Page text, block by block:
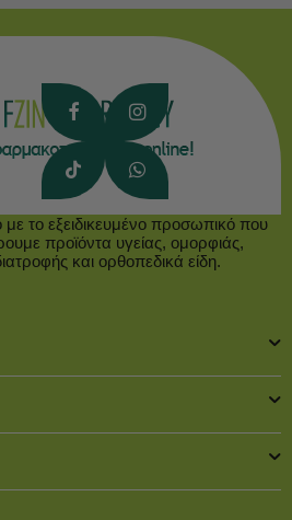
το εξειδικευμένο προσωπικό που
προϊόντα υγείας, ομορφιάς,
και ορθοπεδικά είδη.